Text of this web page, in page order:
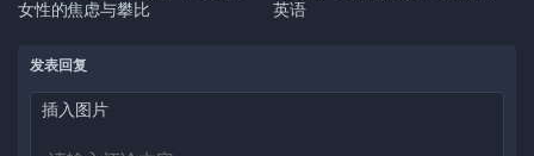
女性的焦虑与攀比
英语
发表回复
插入图片